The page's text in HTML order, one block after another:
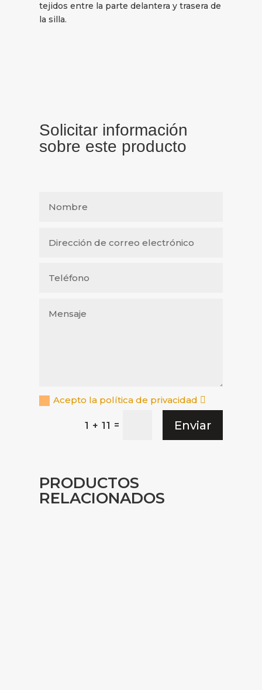
tejidos entre la parte delantera y trasera de
la silla.
Solicitar información
sobre este producto
Acepto la política de privacidad
1 + 11 = Enviar
PRODUCTOS
RELACIONADOS